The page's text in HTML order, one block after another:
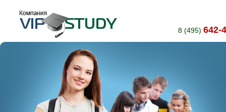
8 (495) 642-